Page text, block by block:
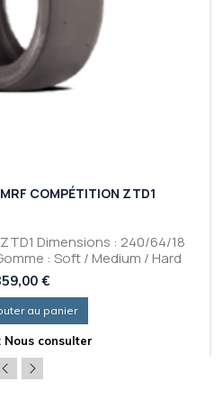
COMPÉTITION ZTD1
Dimensions : 240/64/18
: Soft / Medium / Hard
€
au panier
Nous consulter